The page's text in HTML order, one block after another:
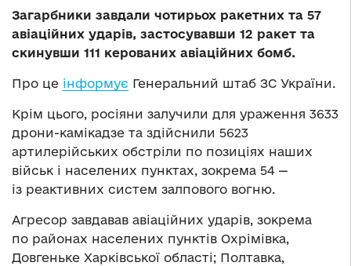
Загарбники завдали чотирьох ракетних та 57
авіаційних ударів, застосувавши 12 ракет та
скинувши 111 керованих авіаційних бомб.
Про це інформує Генеральний штаб ЗС України.
Крім цього, росіяни залучили для ураження 3633
дрони-камікадзе та здійснили 5623
артилерійських обстріли по позиціях наших
військ і населених пунктах, зокрема 54 —
із реактивних систем залпового вогню.
Агресор завдавав авіаційних ударів, зокрема
по районах населених пунктів Охрімівка,
Довгеньке Харківської області; Полтавка,